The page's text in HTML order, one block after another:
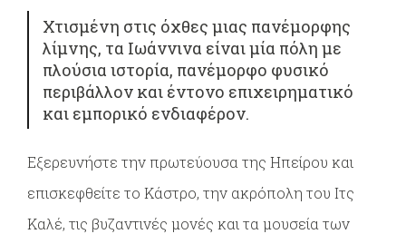
Χτισμένη στις όχθες μιας πανέμορφης
λίμνης, τα Ιωάννινα είναι μία πόλη με
πλούσια ιστορία, πανέμορφο φυσικό
περιβάλλον και έντονο επιχειρηματικό
και εμπορικό ενδιαφέρον.
Εξερευνήστε την πρωτεύουσα της Ηπείρου και
επισκεφθείτε το Κάστρο, την ακρόπολη του Ιτς
Καλέ, τις βυζαντινές μονές και τα μουσεία των